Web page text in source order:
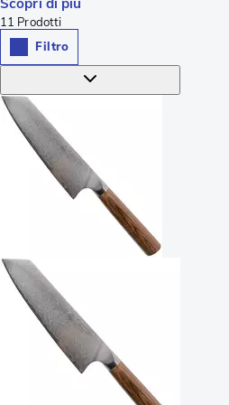
11 Prodotti
Filtro